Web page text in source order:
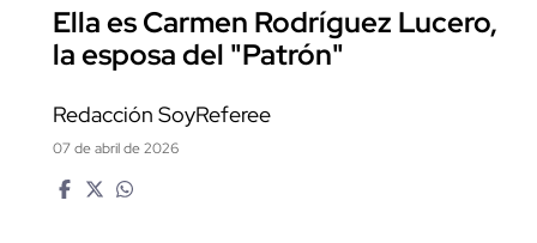
Ella es Carmen Rodríguez Lucero,
la esposa del "Patrón"
Redacción SoyReferee
07 de abril de 2026